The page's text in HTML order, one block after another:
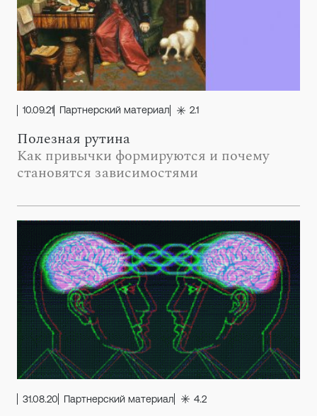
10.09.21 Партнерский материал 2.1
Полезная рутина
Как привычки формируются и почему
становятся зависимостями
31.08.20 Партнерский материал 4.2